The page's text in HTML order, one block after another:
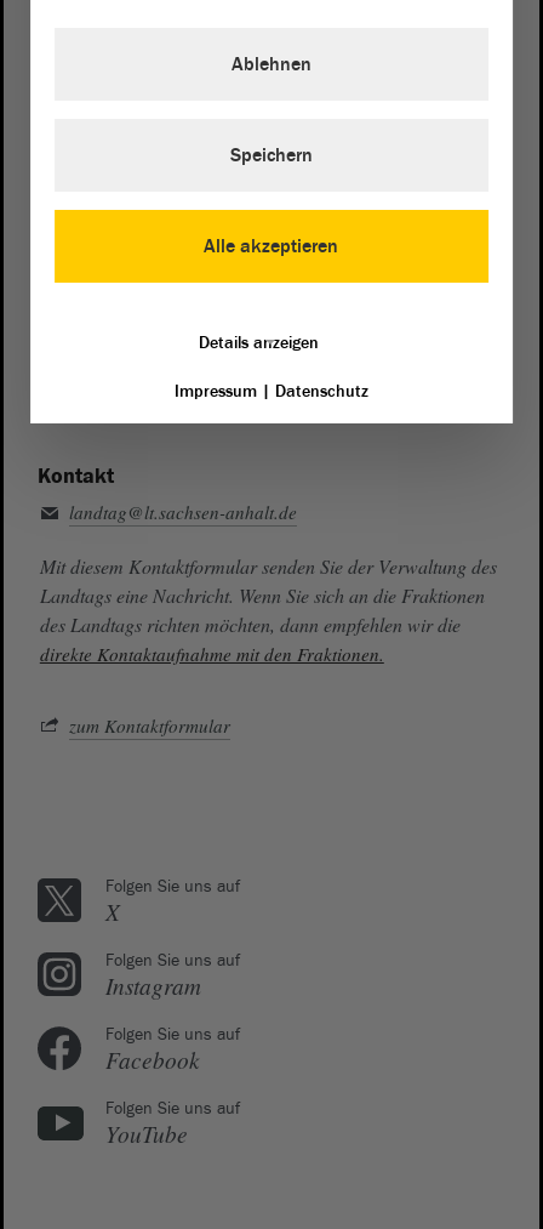
0391 / 560 - 0
Presse- und Öffentlichkeitsarbeit
Kontakt
landtag@lt.sachsen-anhalt.de
Mit diesem Kontaktformular senden Sie der Verwaltung des
Landtags eine Nachricht. Wenn Sie sich an die Fraktionen
des Landtags richten möchten, dann empfehlen wir die
direkte Kontaktaufnahme mit den Fraktionen.
zum Kontaktformular
Folgen Sie uns auf
X
Folgen Sie uns auf
Instagram
Folgen Sie uns auf
Facebook
Folgen Sie uns auf
YouTube
Alle akzeptieren
Ablehnen
Speichern
Details anzeigen
Impressum| Datenschutz